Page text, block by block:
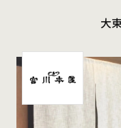
大